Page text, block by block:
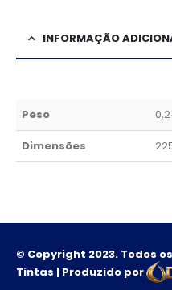
INFORMAÇÃO
Peso
Dimensões
© Copyright 2023. Todos
Tintas | Produzido por